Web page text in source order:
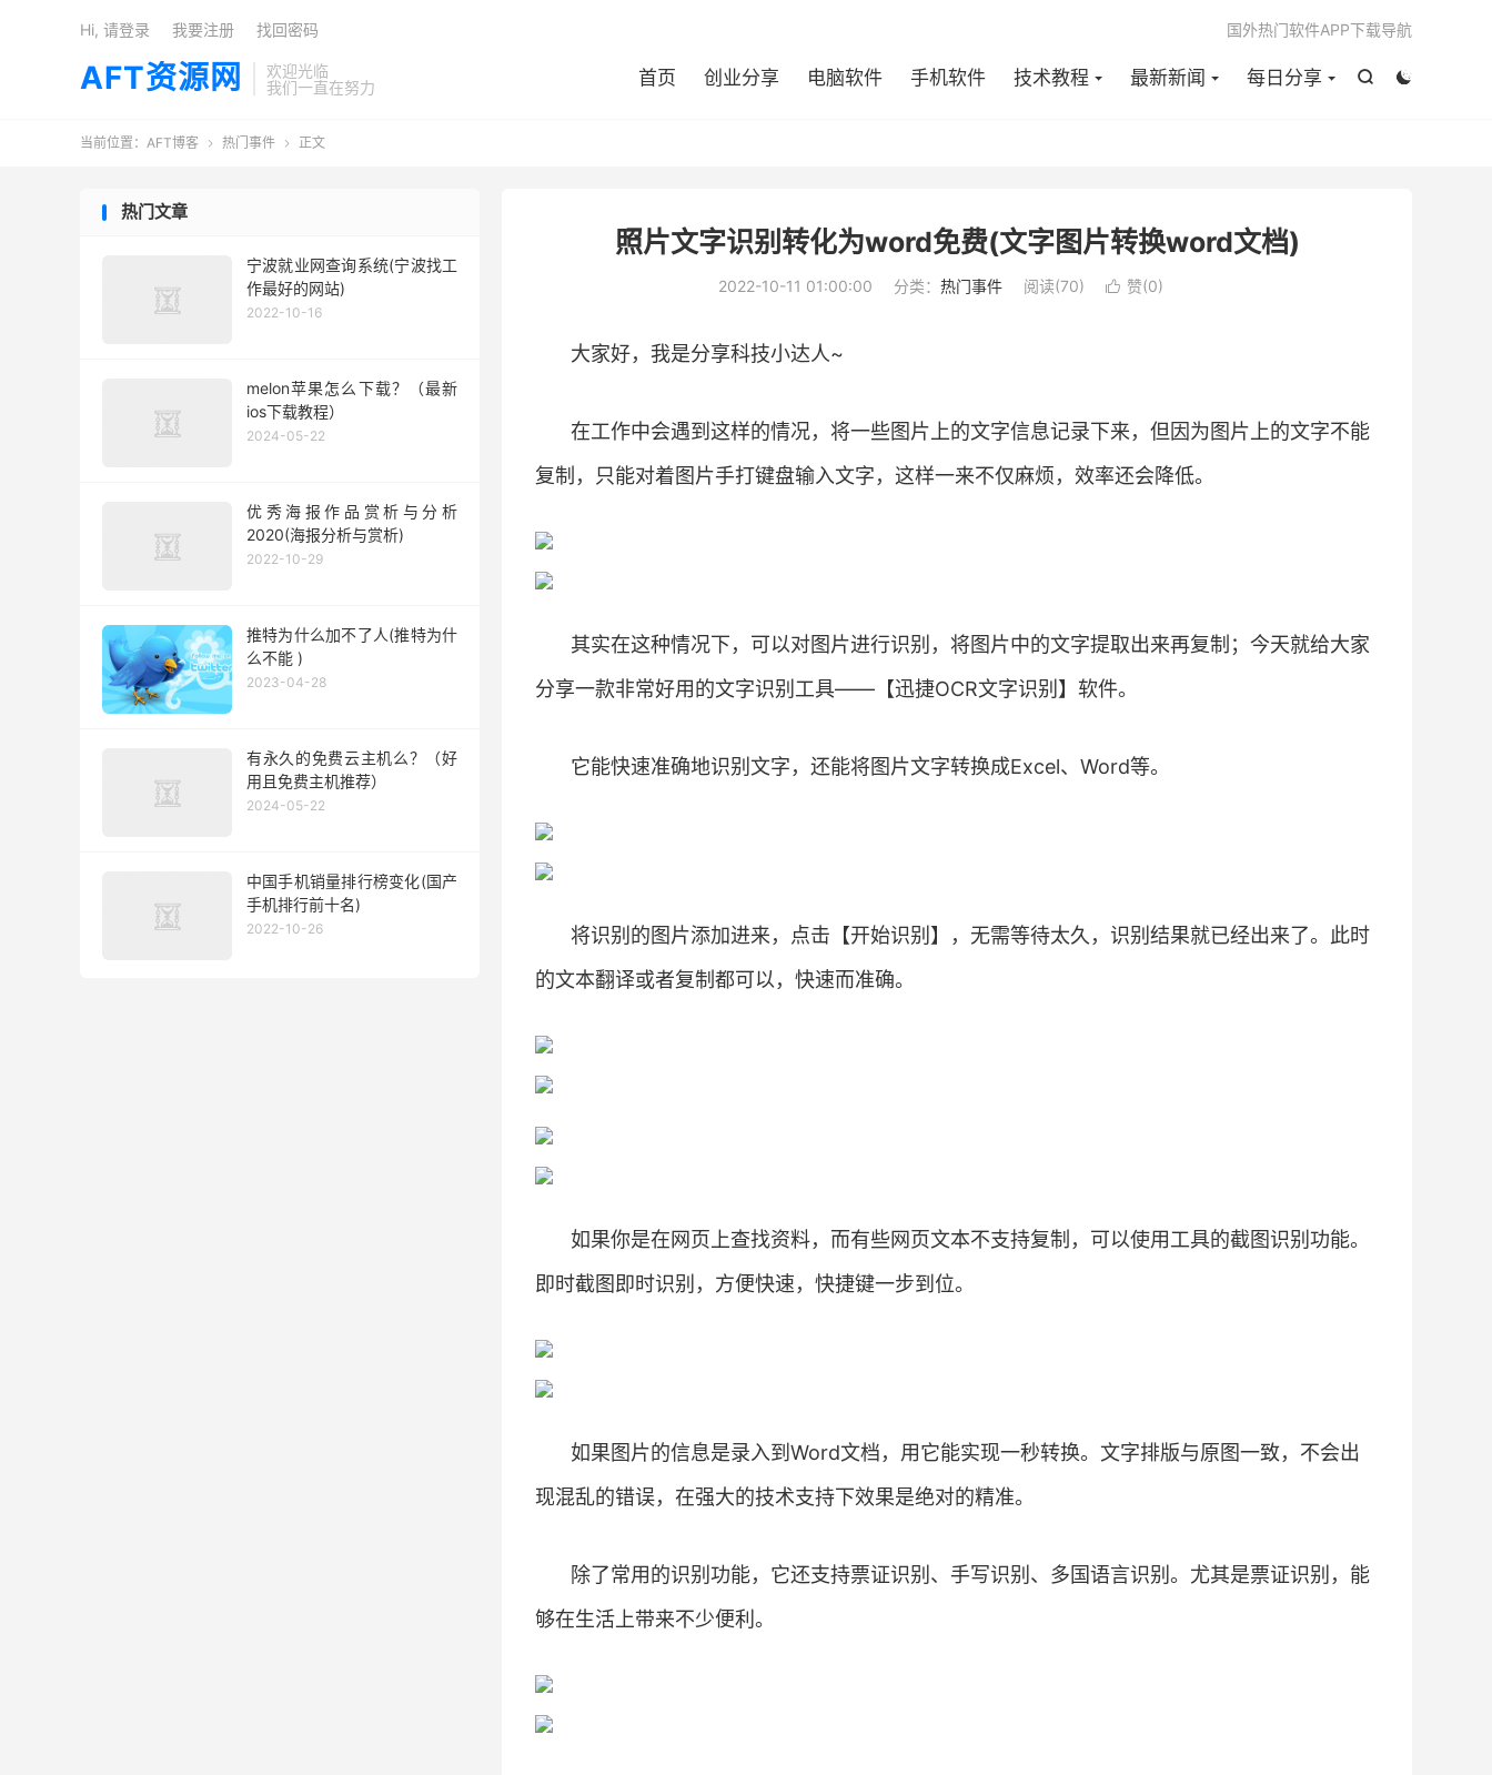
AFT资源网
欢迎光临
我们一直在努力


首页 创业分享 电脑软件 手机软件 技术教程 最新新闻 每日分享
国外热门软件APP下载导航
Hi, 请登录 我要注册 找回密码
当前位置： AFT博客  热门事件  正文
照片文字识别转化为word免费(文字图片转换word文档)
2022-10-11 01:00:00 分类： 热门事件 阅读(70)  赞(0)
大家好，我是分享科技小达人~
在工作中会遇到这样的情况，将一些图片上的文字信息记录下来，但因为图片上的文字不能
复制，只能对着图片手打键盘输入文字，这样一来不仅麻烦，效率还会降低。
其实在这种情况下，可以对图片进行识别，将图片中的文字提取出来再复制；今天就给大家
分享一款非常好用的文字识别工具——【迅捷OCR文字识别】软件。
它能快速准确地识别文字，还能将图片文字转换成Excel、Word等。
将识别的图片添加进来，点击【开始识别】，无需等待太久，识别结果就已经出来了。此时
的文本翻译或者复制都可以，快速而准确。
如果你是在网页上查找资料，而有些网页文本不支持复制，可以使用工具的截图识别功能。
即时截图即时识别，方便快速，快捷键一步到位。
如果图片的信息是录入到Word文档，用它能实现一秒转换。文字排版与原图一致，不会出
现混乱的错误，在强大的技术支持下效果是绝对的精准。
除了常用的识别功能，它还支持票证识别、手写识别、多国语言识别。尤其是票证识别，能
够在生活上带来不少便利。
热门文章
宁波就业网查询系统(宁波找工
作最好的网站)
2022-10-16
melon苹果怎么下载？（最新
ios下载教程）
2024-05-22
优秀海报作品赏析与分析
2020(海报分析与赏析)
2022-10-29
推特为什么加不了人(推特为什
么不能 )
2023-04-28
有永久的免费云主机么？（好
用且免费主机推荐）
2024-05-22
中国手机销量排行榜变化(国产
手机排行前十名)
2022-10-26